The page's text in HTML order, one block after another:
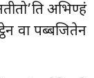
अभिण्हं
वा पब्बजितेन